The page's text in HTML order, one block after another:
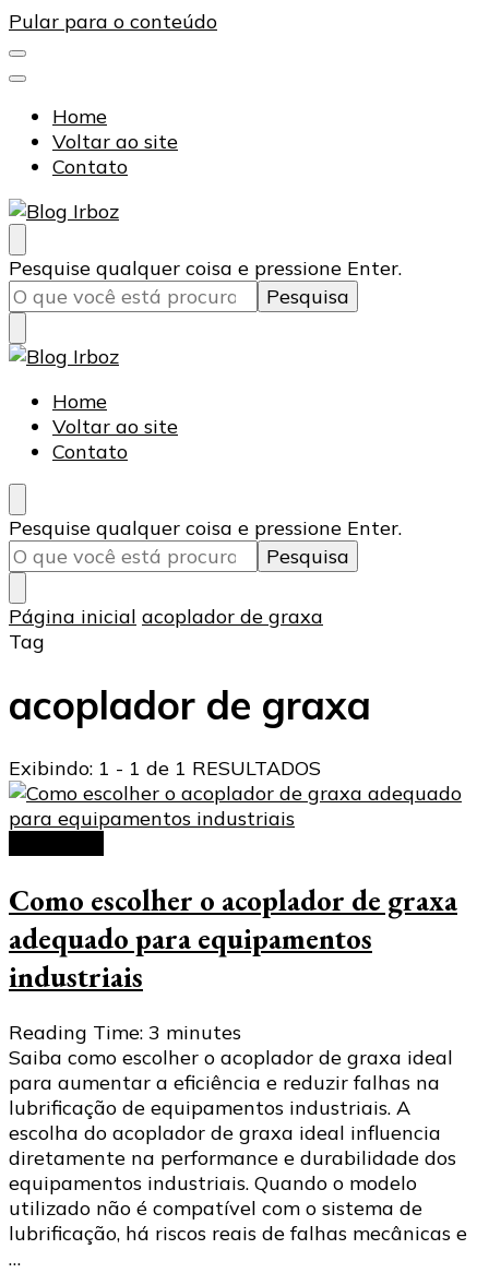
Pular para o conteúdo
Home
Voltar ao site
Contato
Blog Irboz
Blog de Lubrificação Industrial
Procurando
algo?
Pesquise qualquer coisa e pressione Enter.
Blog Irboz
Blog de Lubrificação Industrial
Home
Voltar ao site
Contato
Procurando
algo?
Pesquise qualquer coisa e pressione Enter.
Página inicial acoplador de graxa
Tag
acoplador de graxa
Exibindo: 1 - 1 de 1 RESULTADOS
Como escolher o acoplador de graxa
adequado para equipamentos
industriais
Reading Time: 3 minutes
Saiba como escolher o acoplador de graxa ideal
para aumentar a eficiência e reduzir falhas na
lubrificação de equipamentos industriais. A
escolha do acoplador de graxa ideal influencia
diretamente na performance e durabilidade dos
equipamentos industriais. Quando o modelo
utilizado não é compatível com o sistema de
lubrificação, há riscos reais de falhas mecânicas e
…